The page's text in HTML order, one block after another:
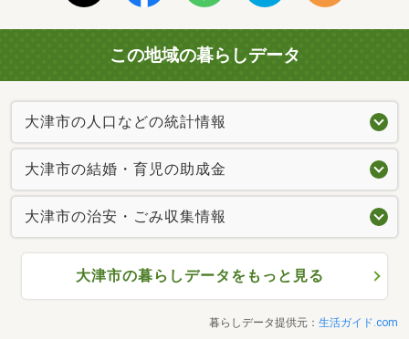
この地域の暮らしデータ
大津市の人口などの統計情報
大津市の結婚・育児の助成金
大津市の治安・ごみ収集情報
大津市の暮らしデータをもっと見る
暮らしデータ提供元： 生活ガイド.com